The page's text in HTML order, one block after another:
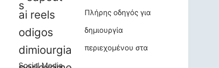
Πλήρης οδηγός για
δημιουργία
περιεχομένου στα
Social Media